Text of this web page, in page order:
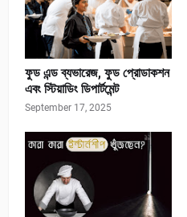
ফুড এন্ড ব্যভারেজ, ফুড প্রোডাকশন
এবং স্টিয়াডিং ডিপার্টমেন্ট
September 17, 2025